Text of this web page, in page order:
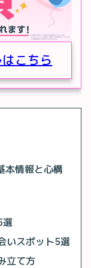
こちら
本情報と心構
選
いスポット5選
立て方